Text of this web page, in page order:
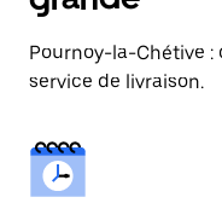
Pournoy-la-Chétive :
service de livraison.